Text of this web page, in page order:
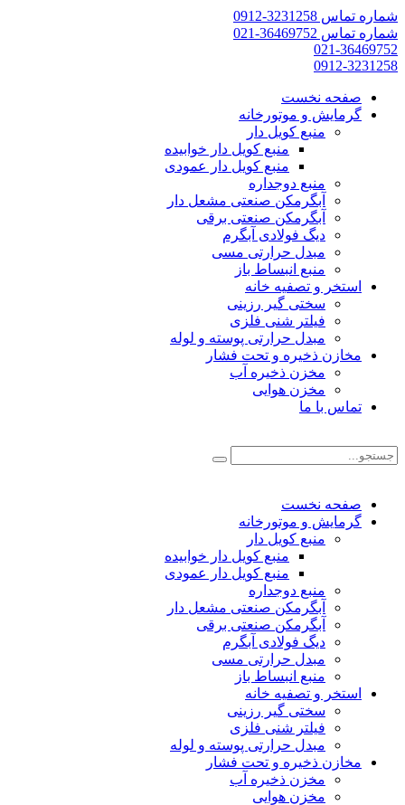
شماره تماس 3231258-0912
شماره تماس 36469752-021
021-36469752
0912-3231258
صفحه نخست
گرمایش و موتورخانه
منبع کویل دار
منبع کویل دار خوابیده
منبع کویل دار عمودی
منبع دوجداره
آبگرمکن صنعتی مشعل دار
آبگرمکن صنعتی برقی
دیگ فولادی آبگرم
مبدل حرارتی مسی
منبع انبساط باز
استخر و تصفیه خانه
سختی گیر رزینی
فیلتر شنی فلزی
مبدل حرارتی پوسته و لوله
مخازن ذخیره و تحت فشار
مخزن ذخیره آب
مخزن هوایی
تماس با ما
صفحه نخست
گرمایش و موتورخانه
منبع کویل دار
منبع کویل دار خوابیده
منبع کویل دار عمودی
منبع دوجداره
آبگرمکن صنعتی مشعل دار
آبگرمکن صنعتی برقی
دیگ فولادی آبگرم
مبدل حرارتی مسی
منبع انبساط باز
استخر و تصفیه خانه
سختی گیر رزینی
فیلتر شنی فلزی
مبدل حرارتی پوسته و لوله
مخازن ذخیره و تحت فشار
مخزن ذخیره آب
مخزن هوایی